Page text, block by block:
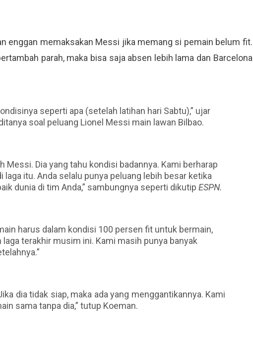
enggan memaksakan Messi jika memang si pemain belum fit.
parah, maka bisa saja absen lebih lama dan Barcelona
seperti apa (setelah latihan hari Sabtu),” ujar
soal peluang Lionel Messi main lawan Bilbao.
Messi. Dia yang tahu kondisi badannya. Kami berharap
laga itu. Anda selalu punya peluang lebih besar ketika
dunia di tim Anda,” sambungnya seperti dikutip ESPN.
harus dalam kondisi 100 persen fit untuk bermain,
laga terakhir musim ini. Kami masih punya banyak
dia tidak siap, maka ada yang menggantikannya. Kami
sama tanpa dia,” tutup Koeman.